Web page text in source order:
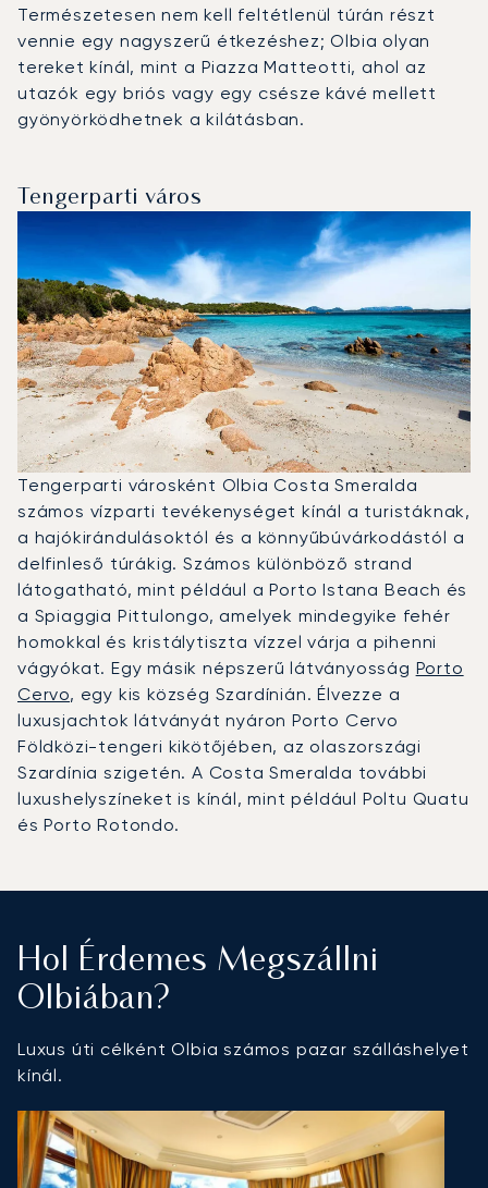
Természetesen nem kell feltétlenül túrán részt
vennie egy nagyszerű étkezéshez; Olbia olyan
tereket kínál, mint a Piazza Matteotti, ahol az
utazók egy briós vagy egy csésze kávé mellett
gyönyörködhetnek a kilátásban.
Tengerparti város
Tengerparti városként Olbia Costa Smeralda
számos vízparti tevékenységet kínál a turistáknak,
a hajókirándulásoktól és a könnyűbúvárkodástól a
delfinleső túrákig. Számos különböző strand
látogatható, mint például a Porto Istana Beach és
a Spiaggia Pittulongo, amelyek mindegyike fehér
homokkal és kristálytiszta vízzel várja a pihenni
vágyókat. Egy másik népszerű látványosság Porto
Cervo, egy kis község Szardínián. Élvezze a
luxusjachtok látványát nyáron Porto Cervo
Földközi-tengeri kikötőjében, az olaszországi
Szardínia szigetén. A Costa Smeralda további
luxushelyszíneket is kínál, mint például Poltu Quatu
és Porto Rotondo.
Hol Érdemes Megszállni
Olbiában?
Luxus úti célként Olbia számos pazar szálláshelyet
kínál.